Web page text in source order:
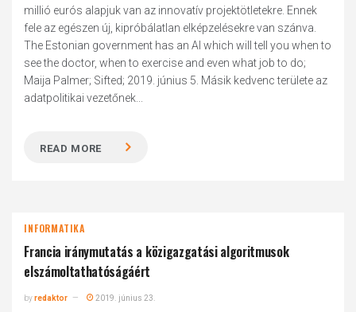
millió eurós alapjuk van az innovatív projektötletekre. Ennek
fele az egészen új, kipróbálatlan elképzelésekre van szánva.
The Estonian government has an AI which will tell you when to
see the doctor, when to exercise and even what job to do;
Maija Palmer; Sifted; 2019. június 5. Másik kedvenc területe az
adatpolitikai vezetőnek...
READ MORE
INFORMATIKA
Francia iránymutatás a közigazgatási algoritmusok
elszámoltathatóságáért
byredaktor 2019. június 23.